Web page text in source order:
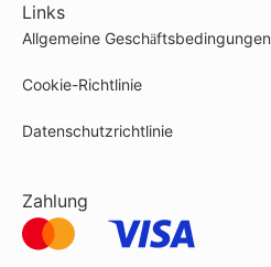
Links
Allgemeine Geschäftsbedingungen
Cookie-Richtlinie
Datenschutzrichtlinie
Zahlung